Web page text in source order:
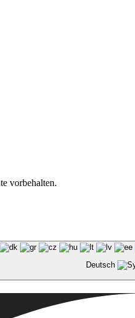
vorbehalten.
Deutsch